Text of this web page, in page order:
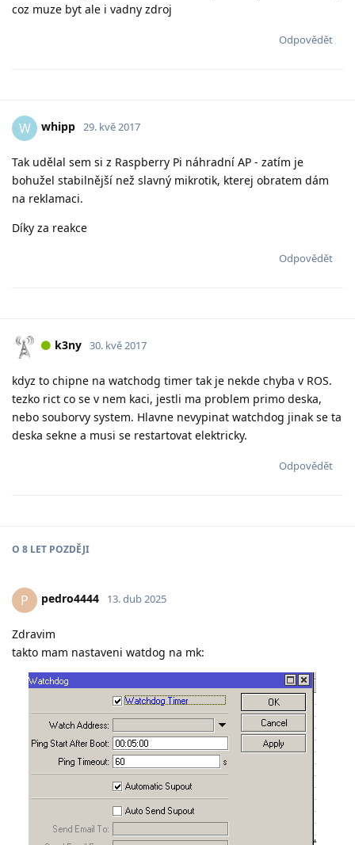
coz muze byt ale i vadny zdroj
Odpovědět
W whipp 29. kvě 2017
Tak udělal sem si z Raspberry Pi náhradní AP - zatím je
bohužel stabilnější než slavný mikrotik, kterej obratem dám
na reklamaci.
Díky za reakce
Odpovědět
k3ny 30. kvě 2017
kdyz to chipne na watchodg timer tak je nekde chyba v ROS.
tezko rict co se v nem kaci, jestli ma problem primo deska,
nebo souborvy system. Hlavne nevypinat watchdog jinak se ta
deska sekne a musi se restartovat elektricky.
Odpovědět
O 8 LET POZDĚJI
P pedro4444 13. dub 2025
Zdravim
takto mam nastaveni watdog na mk: